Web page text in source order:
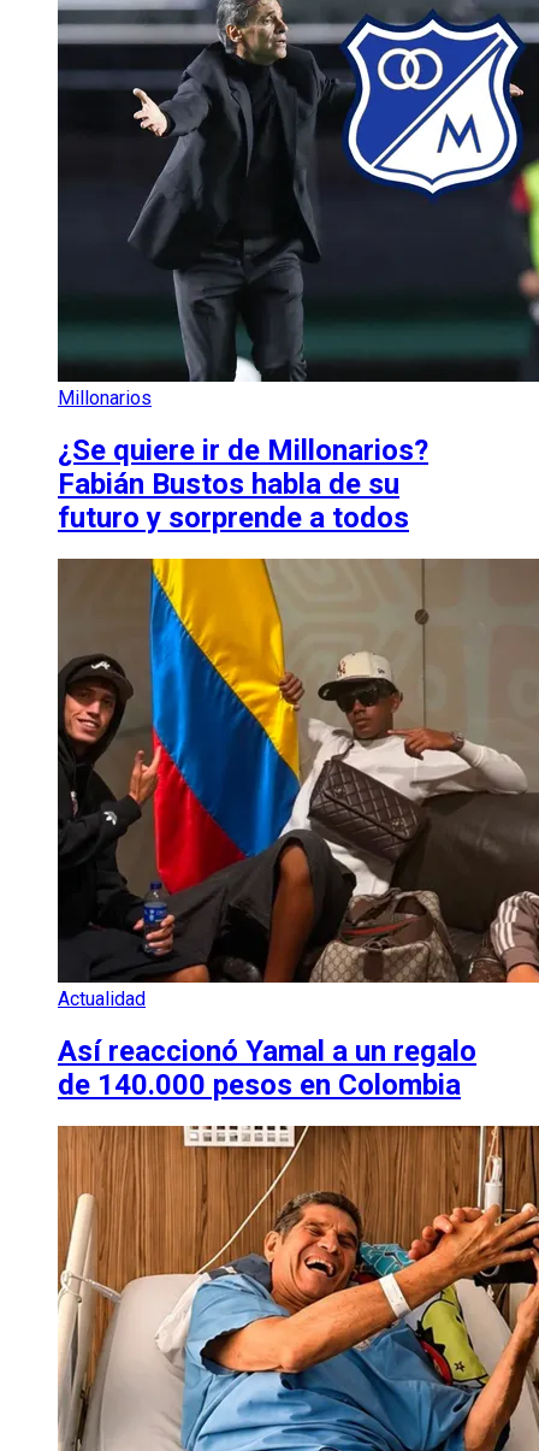
Millonarios
¿Se quiere ir de Millonarios?
Fabián Bustos habla de su
futuro y sorprende a todos
Actualidad
Así reaccionó Yamal a un regalo
de 140.000 pesos en Colombia